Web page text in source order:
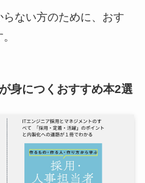
ない方のために、おす
身につくおすすめ本2選